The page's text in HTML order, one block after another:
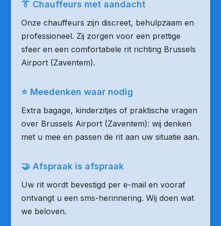
👔 Chauffeurs met aandacht
Onze chauffeurs zijn discreet, behulpzaam en
professioneel. Zij zorgen voor een prettige
sfeer en een comfortabele rit richting Brussels
Airport (Zaventem).
⭐ Meedenken waar nodig
Extra bagage, kinderzitjes of praktische vragen
over Brussels Airport (Zaventem): wij denken
met u mee en passen de rit aan uw situatie aan.
🤝 Afspraak is afspraak
Uw rit wordt bevestigd per e-mail en vooraf
ontvangt u een sms-herinnering. Wij doen wat
we beloven.